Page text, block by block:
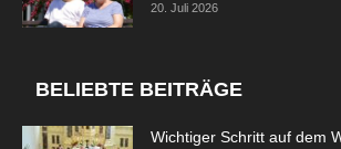
20. Juli 2026
BELIEBTE BEITRÄGE
Wichtiger Schritt auf dem